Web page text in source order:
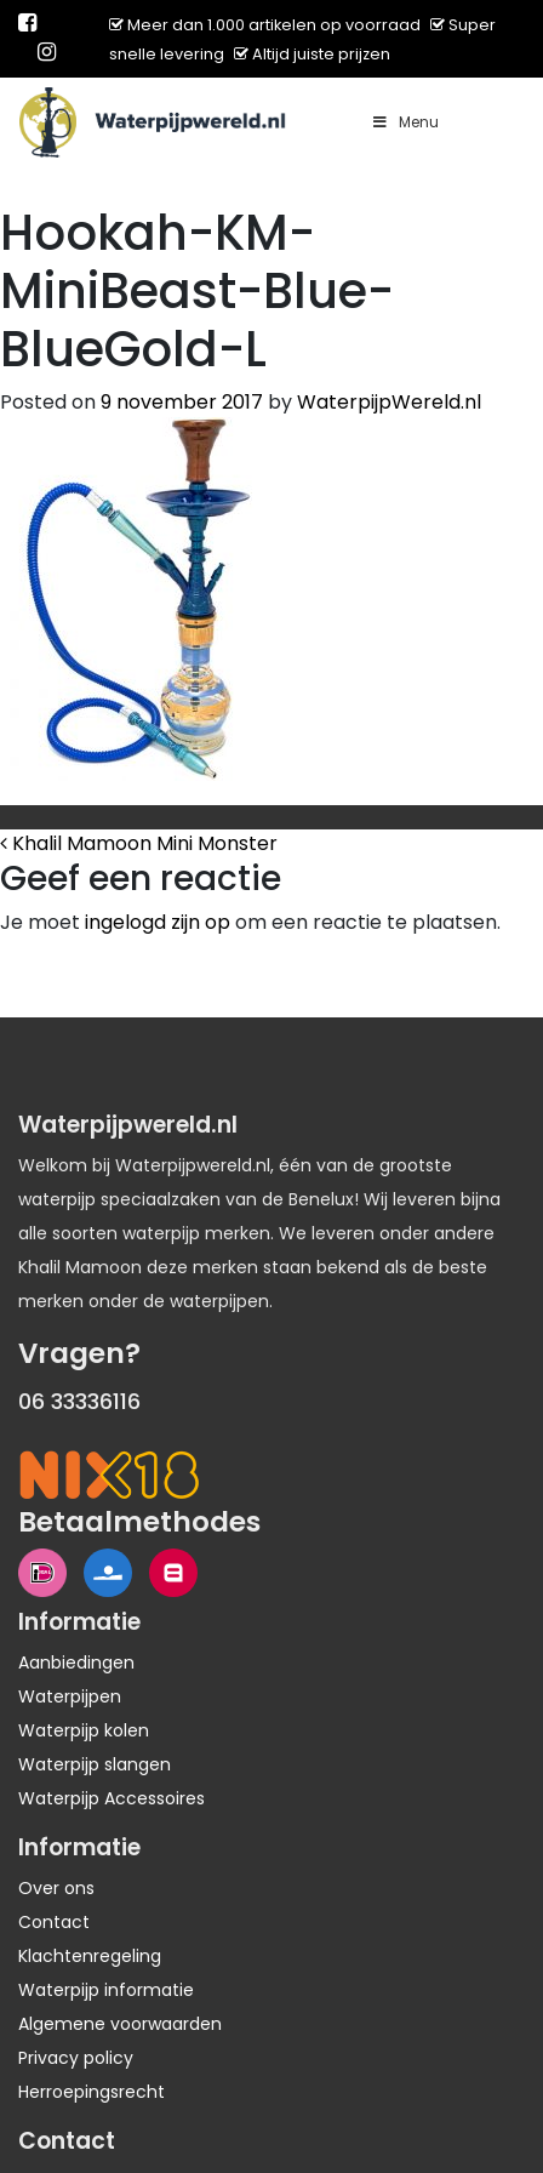
Meer dan 1.000 artikelen op voorraad
Super
snelle levering
Altijd juiste prijzen
Main Navigation Menu
Hookah-KM-
MiniBeast-Blue-
BlueGold-L
Posted on9 november 2017 byWaterpijpWereld.nl
Bericht Navigatie
Khalil Mamoon Mini Monster
Geef een reactie
Je moet ingelogd zijn opom een reactie te plaatsen.
Waterpijpwereld.nl
Welkom bij Waterpijpwereld.nl, één van de grootste
waterpijp speciaalzaken van de Benelux! Wij leveren bijna
alle soorten waterpijp merken. We leveren onder andere
Khalil Mamoon deze merken staan bekend als de beste
merken onder de waterpijpen.
Vragen?
06 33336116
Betaalmethodes
Informatie
Aanbiedingen
Waterpijpen
Waterpijp kolen
Waterpijp slangen
Waterpijp Accessoires
Informatie
Over ons
Contact
Klachtenregeling
Waterpijp informatie
Algemene voorwaarden
Privacy policy
Herroepingsrecht
Contact